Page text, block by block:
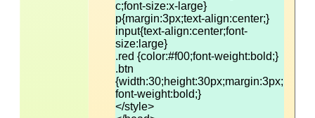
input{text-align:center;font-
.btn
{width:30;height:30px;margin:3px;